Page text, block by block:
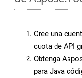
Cree una
cuota de API
Obtenga
para Java